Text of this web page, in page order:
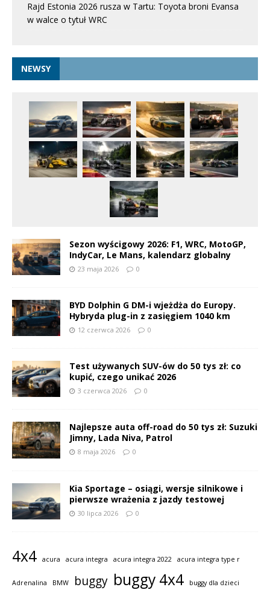
Rajd Estonia 2026 rusza w Tartu: Toyota broni Evansa
w walce o tytuł WRC
NEWSY
Sezon wyścigowy 2026: F1, WRC, MotoGP,
IndyCar, Le Mans, kalendarz globalny
23 maja 2026 0
BYD Dolphin G DM-i wjeżdża do Europy.
Hybryda plug-in z zasięgiem 1040 km
12 czerwca 2026 0
Test używanych SUV-ów do 50 tys zł: co
kupić, czego unikać 2026
3 czerwca 2026 0
Najlepsze auta off-road do 50 tys zł: Suzuki
Jimny, Lada Niva, Patrol
8 maja 2026 0
Kia Sportage – osiągi, wersje silnikowe i
pierwsze wrażenia z jazdy testowej
30 lipca 2026 0
4x4 acura acura integra acura integra 2022 acura integra type r
Adrenalina BMW buggy buggy 4x4
buggy dla dzieci